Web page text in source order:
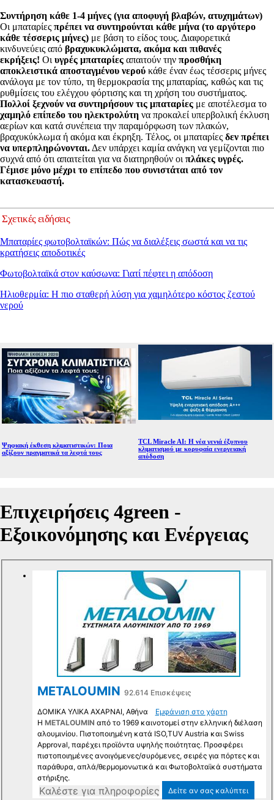
Συντήρηση κάθε 1-4 μήνες (για αποφυγή βλαβών, ατυχημάτων)
Οι μπαταρίες πρέπει να συντηρούνται κάθε μήνα (το αργότερο
κάθε τέσσερις μήνες) με βάση το είδος τους. Διαφορετικά
κινδυνεύεις από βραχυκυκλώματα, ακόμα και πιθανές
εκρήξεις! Οι υγρές μπαταρίες απαιτούν την προσθήκη
αποκλειστικά αποσταγμένου νερού κάθε έναν έως τέσσερις μήνες
ανάλογα με τον τύπο, τη θερμοκρασία της μπαταρίας, καθώς και τις
ρυθμίσεις του ελέγχου φόρτισης και τη χρήση του συστήματος.
Πολλοί ξεχνούν να συντηρήσουν τις μπαταρίες με αποτέλεσμα το
χαμηλό επίπεδο του ηλεκτρολύτη να προκαλεί υπερβολική έκλυση
αερίων και κατά συνέπεια την παραμόρφωση των πλακών,
βραχυκύκλωμα ή ακόμα και έκρηξη. Τέλος, οι μπαταρίες δεν πρέπει
να υπερπληρώνονται. Δεν υπάρχει καμία ανάγκη να γεμίζονται πιο
συχνά από ότι απαιτείται για να διατηρηθούν οι πλάκες υγρές.
Γέμισε μόνο μέχρι το επίπεδο που συνιστάται από τον
κατασκευαστή.
Σχετικές ειδήσεις
Μπαταρίες φωτοβολταϊκών: Πώς να διαλέξεις σωστά και να τις
κρατήσεις αποδοτικές
Φωτοβολταϊκά στον καύσωνα: Γιατί πέφτει η απόδοση
Ηλιοθερμία: Η πιο σταθερή λύση για χαμηλότερο κόστος ζεστού
νερού
Ψηφιακή έκθεση κλιματιστικών: Ποια
αξίζουν πραγματικά τα λεφτά τους
TCL Miracle AI: Η νέα γενιά έξυπνου
κλιματισμού με κορυφαία ενεργειακή
απόδοση